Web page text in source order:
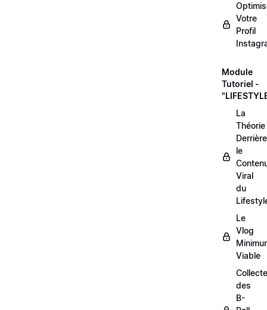
Votre
Profil
Module
Tutoriel -
La
Théorie
Derrière
le
Viral
du
Le
Vlog
Viable
des
B-